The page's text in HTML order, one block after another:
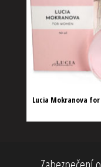
Lucia Mokranova